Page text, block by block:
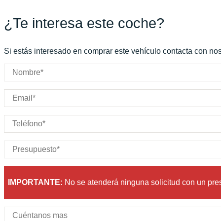
Color:Gris
Color interior:
Carrocería:
Plazas:
¿Te interesa este coche?
Si estás interesado en comprar este vehículo contacta con
IMPORTANTE: No se atenderá ninguna solicitud con un